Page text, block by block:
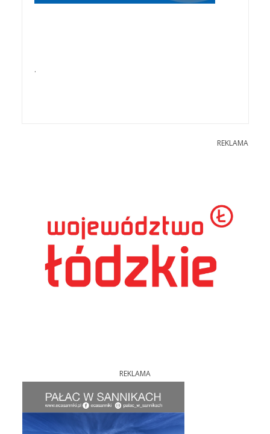
.
REKLAMA
REKLAMA